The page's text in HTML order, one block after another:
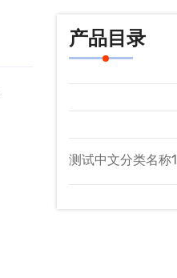
产品目录
测试中文分类名称1